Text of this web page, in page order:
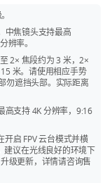
60mm，光圈为
相比广角镜头，拍
突出，面部透视变
长焦的多个实用焦
vlog、风景及多人
人物拍摄，背景虚
处细节，适合舞
电量
向
存储空间（不可点
中焦镜头支持最高
辨率。
2× 焦段约为 3 米，2×
米。请使用相应手势
勿遮挡头部。实际距离
高支持 4K 分辨率，9:16
启 FPV 云台模式并横
建议在光线良好的环境下
级更新，详情请咨询售